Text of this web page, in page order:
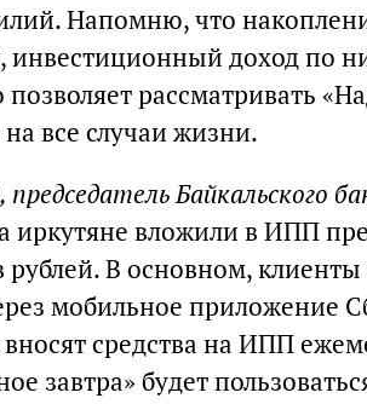
Напомню, что
доход по
рассматривать
все случаи жизни.
Байкальского
иркутяне вложили в ИПП
В основном,
мобильное приложение
средства на ИПП
завтра» будет